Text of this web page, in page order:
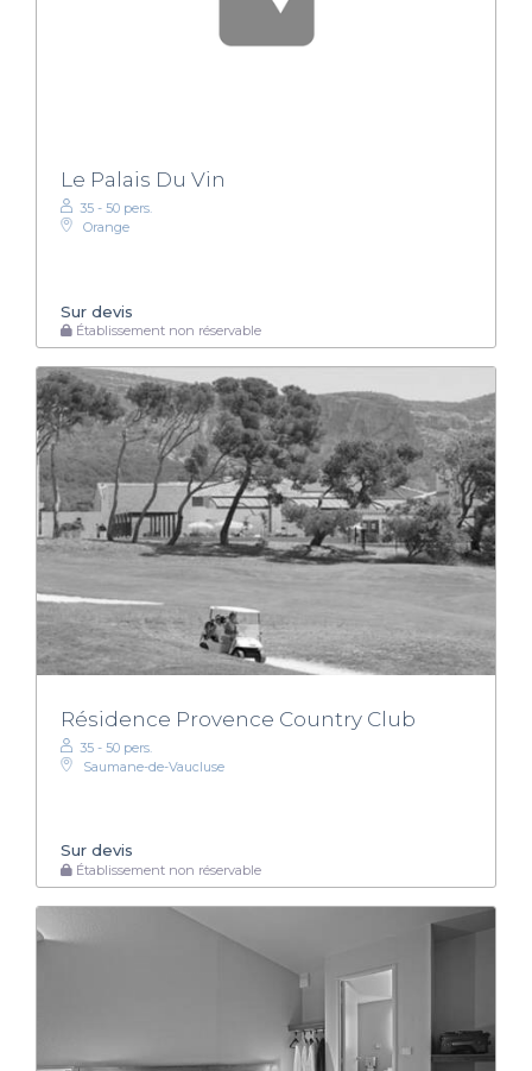
Le Palais Du Vin
35 - 50 pers.
Orange
Sur devis
Établissement non réservable
Résidence Provence Country Club
35 - 50 pers.
Saumane-de-Vaucluse
Sur devis
Établissement non réservable